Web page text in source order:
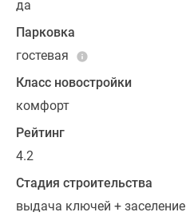
санузлов,
изменен
дверной
проем.
Реализация
квартир
в
жилом
«Новый
Зеленоград»
да
Парковка
гостевая
Класс новостройки
комфорт
Рейтинг
4.2
Стадия строительства
выдача ключей + заселение